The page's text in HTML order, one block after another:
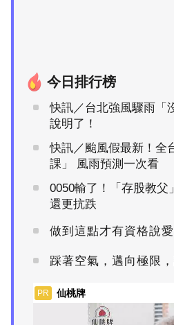
今日排行榜
快訊／台北強風驟雨「
說明了！
快訊／颱風假最新！全
課」 風雨預測一次看
0050輸了！「存股教父
還更抗跌
做到這點才有資格說
踩著空氣，邁向極限
PR 仙桃牌